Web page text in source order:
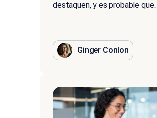
destaquen, y es probable
Ginger Conlon